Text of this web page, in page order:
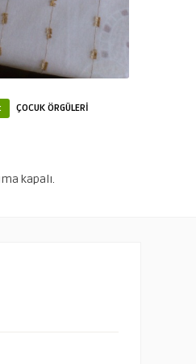
ÇOCUK ÖRGÜLERİ
kapalı.